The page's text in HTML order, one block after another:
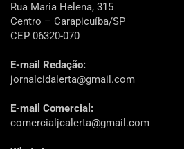
Rua Maria Helena, 315
Centro – Carapicuíba/SP
CEP 06320-070
E-mail Redação:
jornalcidalerta@gmail.com
E-mail Comercial:
comercialjcalerta@gmail.com